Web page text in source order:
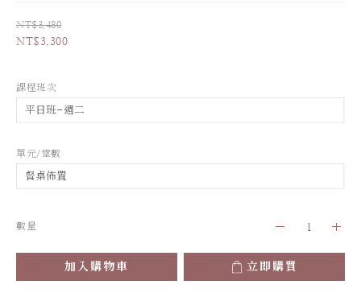
NT$3,480
NT$3,300
課程班次
單元/堂數
數量
加入購物車 立即購買